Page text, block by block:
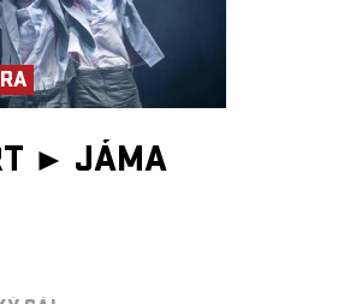
► JÁMA